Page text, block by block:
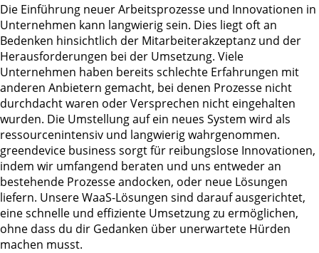
Die Einführung neuer Arbeitsprozesse und Innovationen in
Unternehmen kann langwierig sein. Dies liegt oft an
Bedenken hinsichtlich der Mitarbeiterakzeptanz und der
Herausforderungen bei der Umsetzung. Viele
Unternehmen haben bereits schlechte Erfahrungen mit
anderen Anbietern gemacht, bei denen Prozesse nicht
durchdacht waren oder Versprechen nicht eingehalten
wurden. Die Umstellung auf ein neues System wird als
ressourcenintensiv und langwierig wahrgenommen.
greendevice business sorgt für reibungslose Innovationen,
indem wir umfangend beraten und uns entweder an
bestehende Prozesse andocken, oder neue Lösungen
liefern. Unsere WaaS-Lösungen sind darauf ausgerichtet,
eine schnelle und effiziente Umsetzung zu ermöglichen,
ohne dass du dir Gedanken über unerwartete Hürden
machen musst.